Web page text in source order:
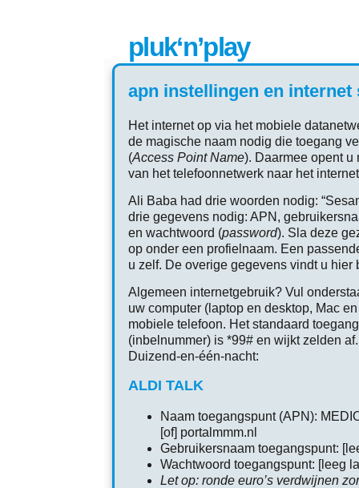
pluk‘n’play
apn instellingen en internet
Het internet op via het mobiele
de magische naam nodig die toegang
(Access Point Name). Daarmee opent u
van het telefoonnetwerk naar het
Ali Baba had drie woorden nodig:
drie gegevens nodig: APN,
en wachtwoord (password). Sla deze
op onder een profielnaam. Een
u zelf. De overige gegevens vindt u hier
Algemeen internetgebruik? Vul
uw computer (laptop en desktop, Mac
mobiele telefoon. Het standaard
(inbelnummer) is *99# en wijkt zelden
Duizend-en-één-nacht:
ALDI TALK
Naam toegangspunt (APN):
[of] portalmmm.nl
Gebruikersnaam toegangspunt:
Wachtwoord toegangspunt: [leeg
Let op: ronde euro’s verdwijnen